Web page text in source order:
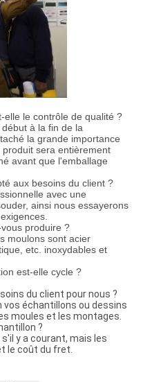
elle le contrôle de qualité ?
à la fin de la
la grande importance
sera entièrement
avant que l'emballage
aux besoins du client ?
avec une
ainsi nous essayerons
produire ?
moulons sont acier
etc. inoxydables et
est-elle cycle ?
du client pour nous ?
vos échantillons ou dessins
moules et les montages.
?
y a courant, mais les
le coût du fret.